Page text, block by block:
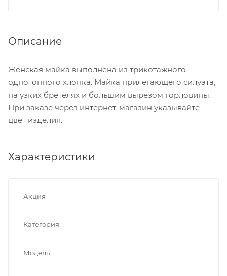
Описание
Женская майка выполнена из трикотажного
однотонного хлопка. Майка прилегающего силуэта,
на узких бретелях и большим вырезом горловины.
При заказе через интернет-магазин указывайте
цвет изделия.
Характеристики
Акция
Категория
Модель